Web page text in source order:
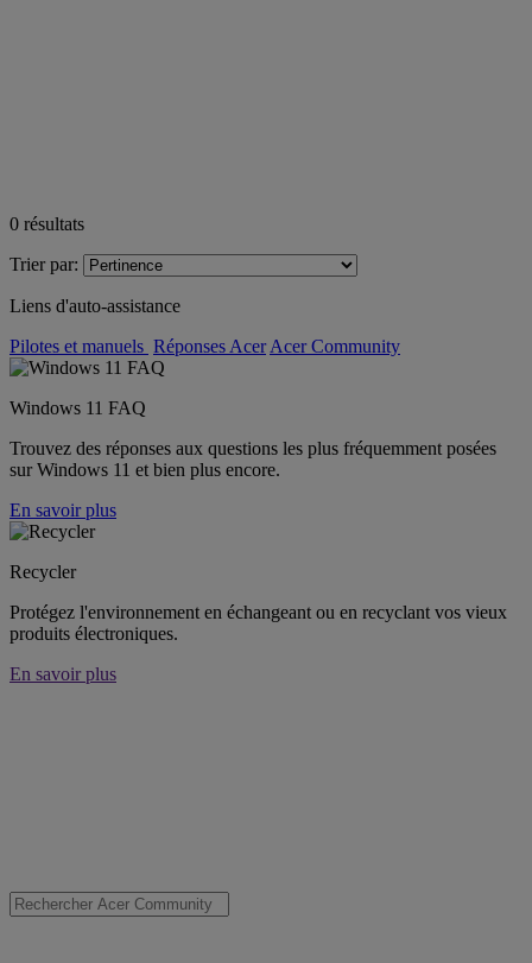
0 résultats
Trier par:
Liens d'auto-assistance
Pilotes et manuels Réponses Acer Acer Community
Windows 11 FAQ
Trouvez des réponses aux questions les plus fréquemment posées
sur Windows 11 et bien plus encore.
En savoir plus
Recycler
Protégez l'environnement en échangeant ou en recyclant vos vieux
produits électroniques.
En savoir plus